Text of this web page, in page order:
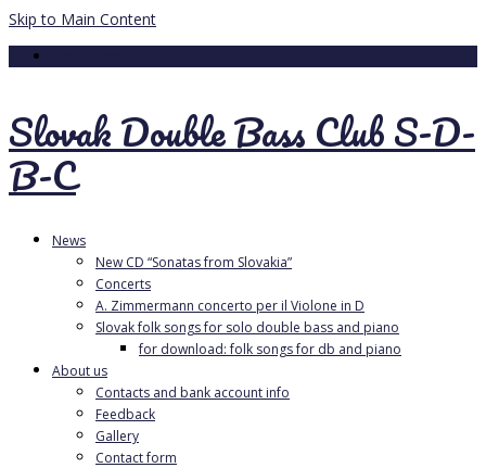
Skip to Main Content
Slovak Double Bass Club S-D-
B-C
News
New CD “Sonatas from Slovakia”
Concerts
A. Zimmermann concerto per il Violone in D
Slovak folk songs for solo double bass and piano
for download: folk songs for db and piano
About us
Contacts and bank account info
Feedback
Gallery
Contact form